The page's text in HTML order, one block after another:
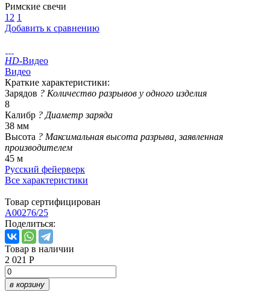
Римские свечи
12 1
Добавить к сравнению
HD-Видео
Видео
Краткие характеристики:
Зарядов ? Количество разрывов у одного изделия
8
Калибр ? Диаметр заряда
38 мм
Высота ? Максимальная высота разрыва, заявленная
производителем
45 м
Русский фейерверк
Все характеристики
Товар сертифицирован
A00276/25
Поделиться:
Товар в наличии
2 021 Р
в корзину